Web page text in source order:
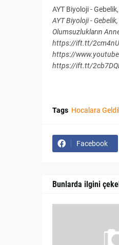
AYT Biyoloji -
AYT Biyoloji -
Olumsuzlukların
https://ift.tt/
https://
https://ift.tt/
Tags Hocalara
Facebook
Bunlarda ilgini